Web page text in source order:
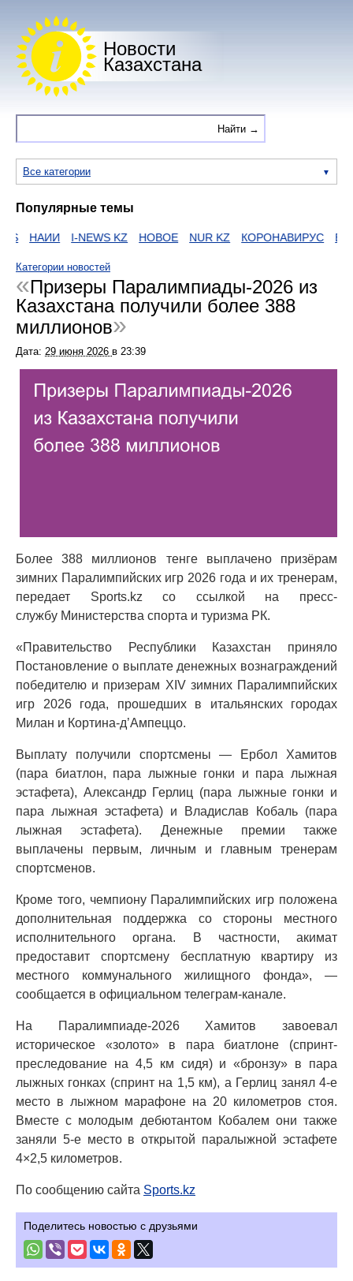
Новости
Казахстана
Все категории
Популярные темы
НАИИ I-NEWS KZ НОВОЕ NUR KZ КОРОНАВИРУС ЕГОВ
Категории новостей
Призеры Паралимпиады-2026 из
Казахстана получили более 388
миллионов
Дата: 29 июня 2026 в 23:39
Более 388 миллионов тенге выплачено призёрам
зимних Паралимпийских игр 2026 года и их тренерам,
передает Sports.kz со ссылкой на пресс-
службу Министерства спорта и туризма РК.
«Правительство Республики Казахстан приняло
Постановление о выплате денежных вознаграждений
победителю и призерам XIV зимних Паралимпийских
игр 2026 года, прошедших в итальянских городах
Милан и Кортина-д’Ампеццо.
Выплату получили спортсмены — Ербол Хамитов
(пара биатлон, пара лыжные гонки и пара лыжная
эстафета), Александр Герлиц (пара лыжные гонки и
пара лыжная эстафета) и Владислав Кобаль (пара
лыжная эстафета). Денежные премии также
выплачены первым, личным и главным тренерам
спортсменов.
Кроме того, чемпиону Паралимпийских игр положена
дополнительная поддержка со стороны местного
исполнительного органа. В частности, акимат
предоставит спортсмену бесплатную квартиру из
местного коммунального жилищного фонда», —
сообщается в официальном телеграм-канале.
На Паралимпиаде-2026 Хамитов завоевал
историческое «золото» в пара биатлоне (спринт-
преследование на 4,5 км сидя) и «бронзу» в пара
лыжных гонках (спринт на 1,5 км), а Герлиц занял 4-е
место в лыжном марафоне на 20 километров стоя.
Вместе с молодым дебютантом Кобалем они также
заняли 5-е место в открытой паралыжной эстафете
4×2,5 километров.
По сообщению сайта Sports.kz
Поделитесь новостью с друзьями